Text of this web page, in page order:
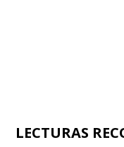
LECTURAS